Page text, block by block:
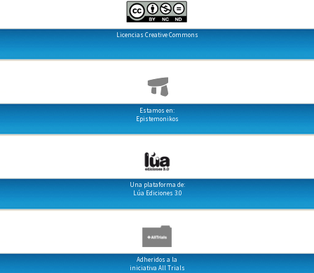
Licencias Creative Commons
Estamos en:
Epistemonikos
Una plataforma de:
Lúa Ediciones 3.0
Adheridos a la
iniciativa All Trials